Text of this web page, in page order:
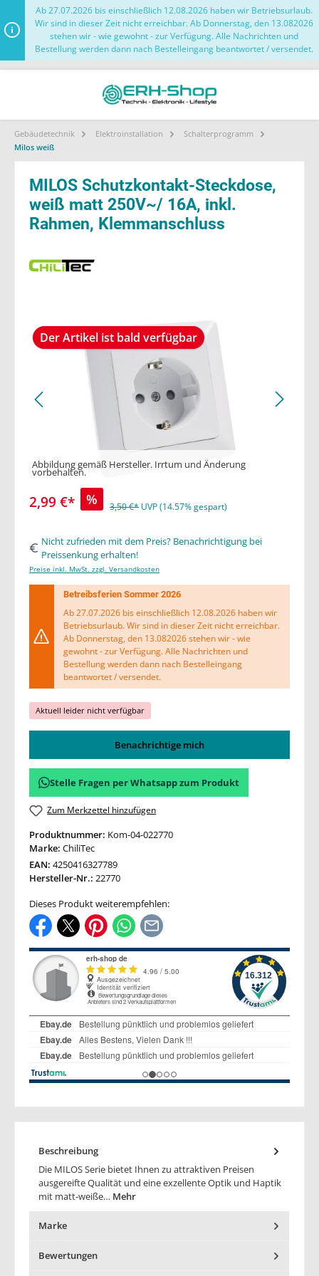
Ab 27.07.2026 bis einschließlich 12.08.2026 haben wir Betriebsurlaub.
Wir sind in dieser Zeit nicht erreichbar. Ab Donnerstag, den 13.082026
stehen wir - wie gewohnt - zur Verfügung. Alle Nachrichten und
Bestellung werden dann nach Bestelleingang beantwortet / versendet.
Gebäudetechnik Elektroinstallation
Schalterprogramm
Milos weiß
MILOS Schutzkontakt-Steckdose,
weiß matt 250V~/ 16A, inkl.
Rahmen, Klemmanschluss
Der Artikel ist bald verfügbar
Abbildung gemäß Hersteller. Irrtum und Änderung
vorbehalten.
2,99 €* % 3,50 €* UVP (14.57% gespart)
Nicht zufrieden mit dem Preis? Benachrichtigung bei
Preissenkung erhalten!
Preise inkl. MwSt. zzgl. Versandkosten
Betreibsferien Sommer 2026
Ab 27.07.2026 bis einschließlich 12.08.2026 haben wir
Betriebsurlaub. Wir sind in dieser Zeit nicht erreichbar.
Ab Donnerstag, den 13.082026 stehen wir - wie
gewohnt - zur Verfügung. Alle Nachrichten und
Bestellung werden dann nach Bestelleingang
beantwortet / versendet.
Aktuell leider nicht verfügbar
Benachrichtige mich
Stelle Fragen per Whatsapp zum Produkt
Zum Merkzettel hinzufügen
Produktnummer: Kom-04-022770
Marke: ChiliTec
EAN: 4250416327789
Hersteller-Nr.: 22770
Dieses Produkt weiterempfehlen:
Beschreibung
Die MILOS Serie bietet Ihnen zu attraktiven Preisen
ausgereifte Qualität und eine exzellente Optik und Haptik
mit matt-weiße… Mehr
Marke
Bewertungen